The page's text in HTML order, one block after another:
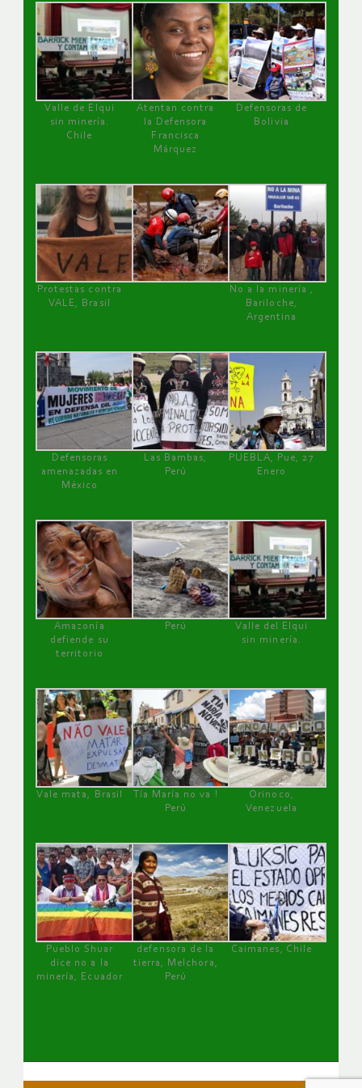
Valle de Elqui
sin minería.
Chile
Atentan contra
la Defensora
Francisca
Márquez
Defensoras de
Bolivia
Protestas contra
VALE, Brasil
No a la minería ,
Bariloche,
Argentina
Defensoras
amenazadas en
México
Las Bambas,
Perú
PUEBLA, Pue, 27
Enero
Amazonía
defiende su
territorio
Perú
Valle del Elqui
sin minería.
Vale mata, Brasil
Tía María no va !
Perú
Orinoco,
Venezuela
Pueblo Shuar
dice no a la
minería, Ecuador
defensora de la
tierra, Melchora,
Perú
Caimanes, Chile